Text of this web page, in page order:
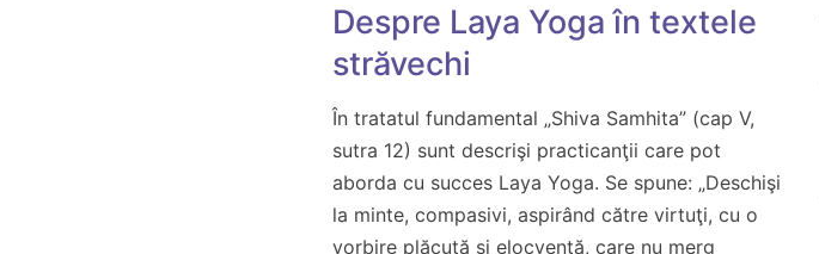
Despre Laya Yoga în textele
străvechi
În tratatul fundamental „Shiva Samhita” (cap V,
sutra 12) sunt descrişi practicanţii care pot
aborda cu succes Laya Yoga. Se spune: „Deschişi
la minte, compasivi, aspirând către virtuţi, cu o
vorbire plăcută şi elocventă, care nu merg